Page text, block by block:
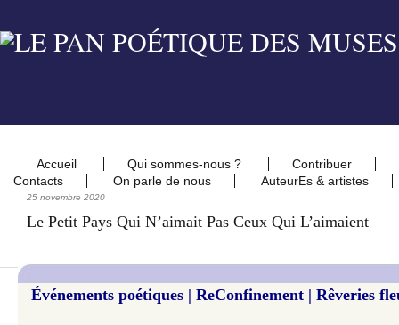
Accueil Qui sommes-nous ?
Contribuer
Contacts
On parle de nous AuteurEs & artistes
25 novembre 2020
Le Petit Pays Qui N’aimait Pas Ceux Qui L’aimaient
Événements poétiques | ReConfinement | Rêveries